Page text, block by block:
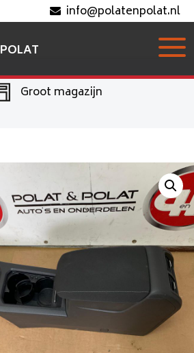
info@polatenpolat.nl
POLAT
Groot magazijn